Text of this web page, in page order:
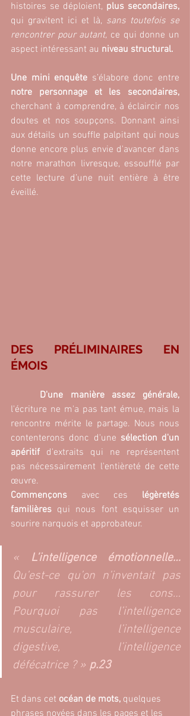
histoires se déploient, plus secondaires,
qui gravitent ici et là, sans toutefois se
rencontrer pour autant, ce qui donne un
aspect intéressant au niveau structural.
Une mini enquête
notre personnage et les secondaires,
cherchant à comprendre, à éclaircir nos
doutes et nos soupçons. Donnant ainsi
aux détails un souffle palpitant qui nous
donne encore plus envie d'avancer dans
notre marathon livresque, essoufflé par
cette lecture d’une nuit entière à être
éveillé.
DES PRÉLIMINAIRES EN
ÉMOIS
D'une manière assez générale,
l'écriture ne m'a pas tant émue, mais la
rencontre mérite le partage. Nous nous
contenterons donc d'une sélection d'un
apéritif d'extraits qui ne représentent
pas nécessairement l'entièreté de cette
œuvre.
Commençons avec ces légèretés
familières qui nous font esquisser un
sourire narquois et approbateur.
«
L’intelligence émotionnelle…
Qu’est-ce qu’on n’inventait pas
pour rassurer les cons…
Pourquoi pas l’intelligence
musculaire, l’intelligence
digestive, l’intelligence
défécatrice ? » p.23
Et dans cet océan de mots, quelques
phrases noyées dans les pages et les